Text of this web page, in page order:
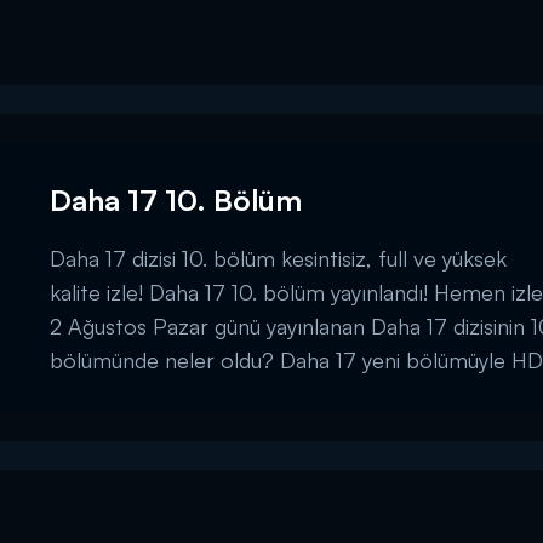
Daha 17 10. Bölüm
Daha 17 dizisi 10. bölüm kesintisiz, full ve yüksek
kalite izle! Daha 17 10. bölüm yayınlandı! Hemen
2 Ağustos Pazar günü yayınlanan Daha 17 dizisinin
bölümünde neler oldu? Daha 17 yeni bölümüyle HD